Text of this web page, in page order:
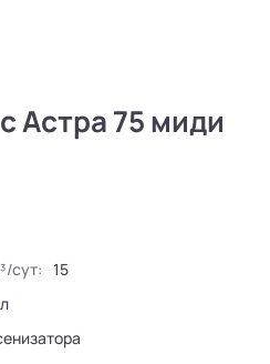
Астра 75 миди
сут: 15